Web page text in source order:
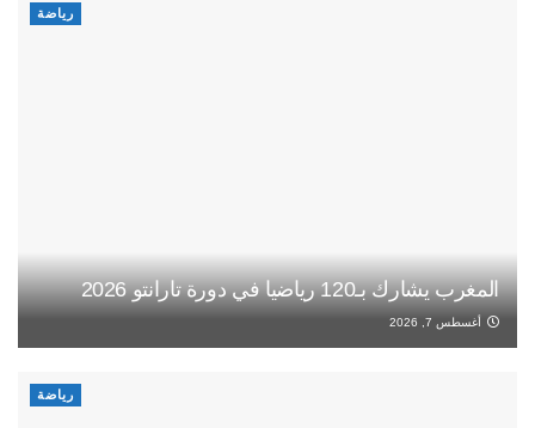
رياضة
المغرب يشارك بـ120 رياضيا في دورة تارانتو 2026
أغسطس 7, 2026
رياضة